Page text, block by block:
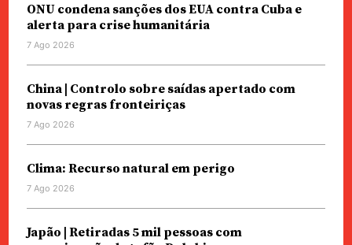
ONU condena sanções dos EUA contra Cuba e
alerta para crise humanitária
7 Ago 2026
China | Controlo sobre saídas apertado com
novas regras fronteiriças
7 Ago 2026
Clima: Recurso natural em perigo
7 Ago 2026
Japão | Retiradas 5 mil pessoas com